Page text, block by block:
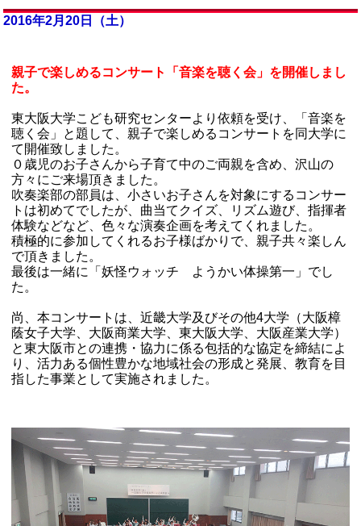
2016年2月20日（土）
親子で楽しめるコンサート「音楽を聴く会」を開催しまし
た。
東大阪大学こども研究センターより依頼を受け、「音楽を
聴く会」と題して、親子で楽しめるコンサートを同大学に
て開催致しました。
０歳児のお子さんから子育て中のご両親を含め、沢山の
方々にご来場頂きました。
吹奏楽部の部員は、小さいお子さんを対象にするコンサー
トは初めてでしたが、曲当てクイズ、リズム遊び、指揮者
体験などなど、色々な演奏企画を考えてくれました。
積極的に参加してくれるお子様ばかりで、親子共々楽しん
で頂きました。
最後は一緒に「妖怪ウォッチ ようかい体操第一」でし
た。
尚、本コンサートは、近畿大学及びその他4大学（大阪樟
蔭女子大学、大阪商業大学、東大阪大学、大阪産業大学）
と東大阪市との連携・協力に係る包括的な協定を締結によ
り、活力ある個性豊かな地域社会の形成と発展、教育を目
指した事業として実施されました。